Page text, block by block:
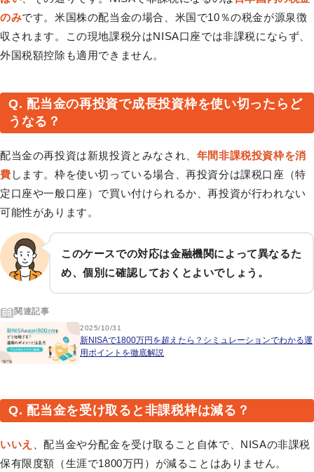
のみです。米国株の配当金の場合、米国で10％の税金が源泉徴
収されます。この現地課税分はNISA口座では非課税にならず、
外国税額控除も適用できません。
Q. 配当金の再投資で成長投資枠を使い切ったらど
うなる？
配当金の再投資は新規投資とみなされ、 年間非課税投資枠を消
費 します。枠を使い切っている場合、再投資分は課税口座（特
定口座や一般口座）で買い付けられるか、再投資が行われない
可能性があります。
このケースでの対応は金融機関によって異なるた
め、個別に確認しておくとよいでしょう。
関連記事
2025/10/31
新NISAで1800万円を超えたら？シミュレーションでわかる運
用ポイントを徹底解説
Q. 配当金を受け取ると非課税枠は減る？
いいえ
、配当金や分配金を受け取ること自体で、NISAの非課税
保有限度額（生涯で1800万円）が減ることはありません。